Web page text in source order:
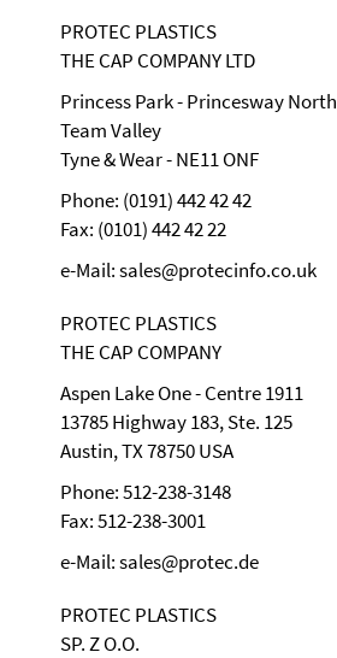
PROTEC PLASTICS
THE CAP COMPANY LTD
Princess Park - Princesway North
Team Valley
Tyne & Wear - NE11 ONF
Phone: (0191) 442 42 42
Fax: (0101) 442 42 22
e-Mail: sales@protecinfo.co.uk
PROTEC PLASTICS
THE CAP COMPANY
Aspen Lake One - Centre 1911
13785 Highway 183, Ste. 125
Austin, TX 78750 USA
Phone: 512-238-3148
Fax: 512-238-3001
e-Mail: sales@protec.de
PROTEC PLASTICS
SP. Z O.O.